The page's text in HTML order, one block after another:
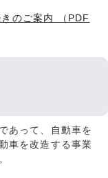
のご案内 （PDF
あって、自動車を
車を改造する事業